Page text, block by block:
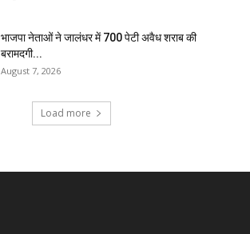
भाजपा नेताओं ने जालंधर में 700 पेटी अवैध शराब की
बरामदगी...
August 7, 2026
Load more